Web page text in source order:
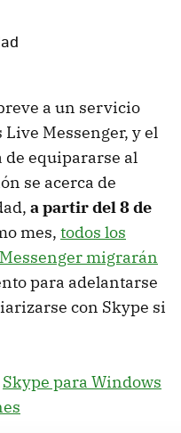
a un servicio
Messenger, y el
de equipararse al
se acerca de
a partir del 8 de
mes, todos los
migrarán
para adelantarse
con Skype si
Skype para Windows